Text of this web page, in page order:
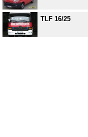
TLF 16/25